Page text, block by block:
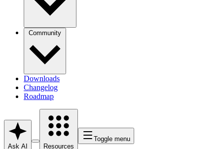
Community
Downloads
Changelog
Roadmap
Ask AI Resources
Toggle menu